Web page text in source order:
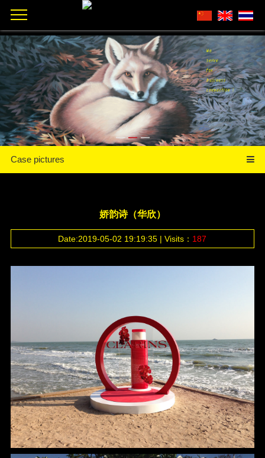
Case pictures
娇韵诗（华欣）
Date:2019-05-02 19:19:35 | Visits： 187